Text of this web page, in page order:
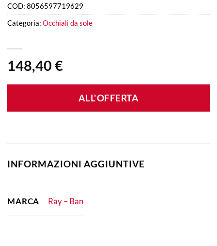
148,40 €
ALL'OFFERTA
COD: 8056597719629
Categoria: Occhiali da sole
INFORMAZIONI AGGIUNTIVE
MARCA Ray – Ban